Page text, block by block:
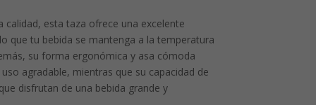
calidad, esta taza ofrece una excelente
que tu bebida se mantenga a la temperatura
su forma ergonómica y asa cómoda
agradable, mientras que su capacidad de
disfrutan de una bebida grande y